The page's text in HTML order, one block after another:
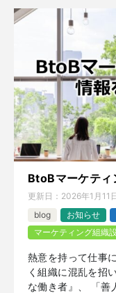
BtoBマーケティ
更新日： 2026年1月11
blog
お知らせ
マーケティング組織
熱意を持って仕事
く組織に混乱を招
な働き者』、 「善